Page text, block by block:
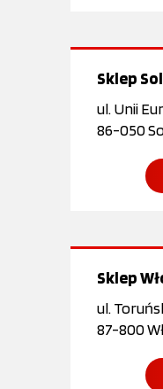
Sklep
ul. Unii
86-050
Sklep
ul.
87-800